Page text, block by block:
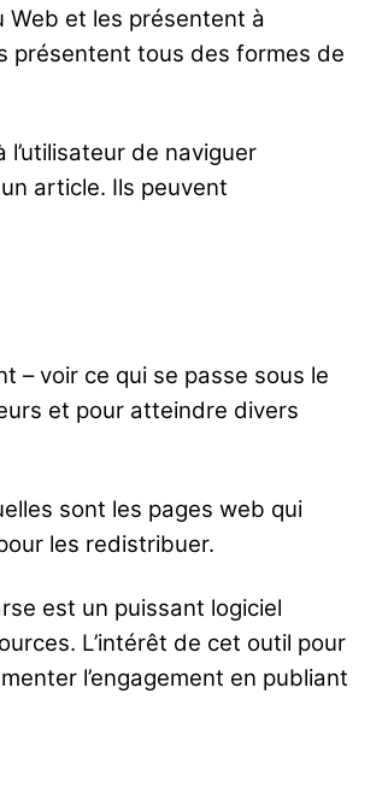
Web et les présentent à
présentent tous des formes de
de naviguer
article. Ils peuvent
– voir ce qui se passe sous le
et pour atteindre divers
sont les pages web qui
les redistribuer.
est un puissant logiciel
L’intérêt de cet outil pour
l’engagement en publiant